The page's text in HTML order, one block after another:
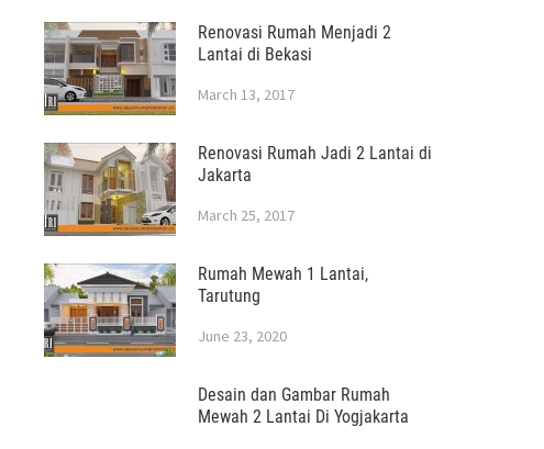
Renovasi Rumah Menjadi 2
Lantai di Bekasi
March 13, 2017
Renovasi Rumah Jadi 2 Lantai di
Jakarta
March 25, 2017
Rumah Mewah 1 Lantai,
Tarutung
June 23, 2020
Desain dan Gambar Rumah
Mewah 2 Lantai Di Yogjakarta